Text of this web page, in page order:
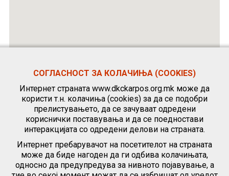
СОГЛАСНОСТ ЗА КОЛАЧИЊА (COOKIES)
Интернет страната www.dkckarpos.org.mk може да
користи т.н. колачиња (cookies) за да се подобри
прелистувањето, да се зачуваат одредени
кориснички поставувања и да се поедностави
интеракцијата со одредени делови на страната.
Интернет пребарувачот на посетителот на страната
може да биде нагоден да ги одбива колачињата,
односно да предупредува за нивното појавување, а